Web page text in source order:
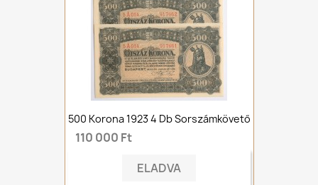
500 Korona 1923 4 Db Sorszámkövető
110 000 Ft
ELADVA